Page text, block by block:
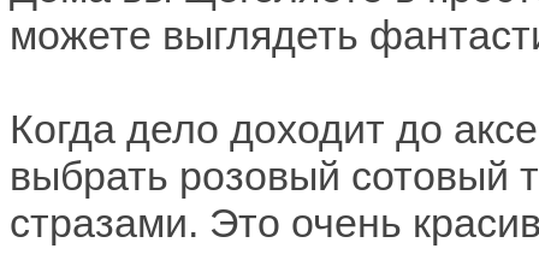
можете выглядеть
Когда дело доходит до
выбрать розовый сотовый
стразами. Это очень